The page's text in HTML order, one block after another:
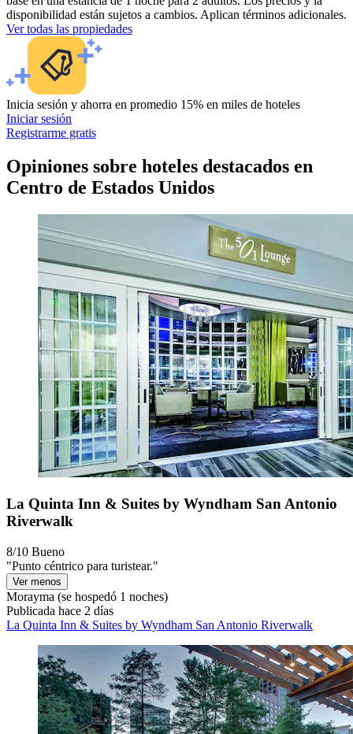
disponibilidad están sujetos a cambios. Aplican términos adicionales.
Ver todas las propiedades
Inicia sesión y ahorra en promedio 15% en miles de hoteles
Iniciar sesión
Registrarme gratis
Opiniones sobre hoteles destacados en
Centro de Estados Unidos
La Quinta Inn & Suites by Wyndham San Antonio
Riverwalk
8/10 Bueno
"Punto céntrico para turistear."
Ver menos
Morayma (se hospedó 1 noches)
Publicada hace 2 días
La Quinta Inn & Suites by Wyndham San Antonio Riverwalk